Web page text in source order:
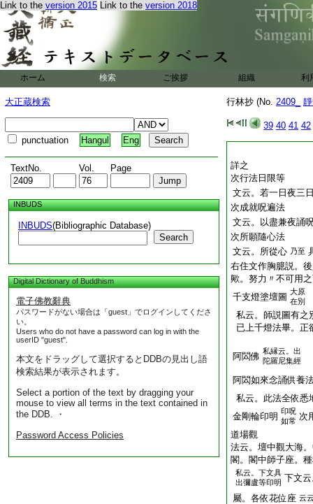
Link to the version 2015 Link to the version 2018
ホーム 検索 ご挨拶 組織 利
大正蔵検索
punctuation Hangul Eng
TextNo. Vol. Page
INBUDS
INBUDS(Bibliographic Database)
Search
Digital Dictionary of Buddhism
電子佛教辭典
パスワードがない場合は「guest」でログインしてくださ
い。
Users who do not have a password can log in with the
userID "guest".
本文をドラッグして選択するとDDBの見出し語
検索結果が表示されます。
Select a portion of the text by dragging your
mouse to view all terms in the text contained in
the DDB. ・
Password Access Policies
行林抄 (No. 2409_
39 40 41 42
詳之
次行法日限等
文云。若一日夜三
次成就呪遍法
文云。以盡兼夜誦
次所願隨心法
文云。所從心 乃至
右住文作胸臆説。
歟。努力〃不可用
千支燈塗壇圖 大原
在別
私云。師説圖有之
已上千燈法畢。正
阿閦佛 私縁云。出
陀羅尼集經
阿閦如來念誦供養
私云。此法全依悉
金剛輪印明 印呪
如常 次
道場觀
法云。壇中觀大海
閣。閣中師子座。
私云。下文具
出彌盧等印明 下文
屬。各依花位座 云